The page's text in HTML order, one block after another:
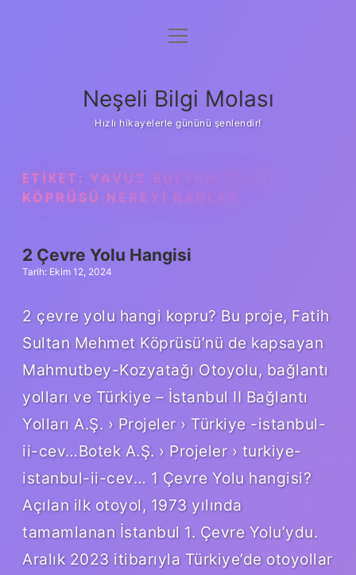
Anasayfa
Yasal Uyarı
menüyü
Neşeli Bilgi Molası
Hızlı hikayelerle gününü şenlendir!
ETIKET: YAVUZ SULTAN SELIM
KÖPRÜSÜ NEREYI BAĞLAR
2 Çevre Yolu Hangisi
Tarih: Ekim 12, 2024
2 çevre yolu hangi kopru? Bu proje, Fatih
Sultan Mehmet Köprüsü’nü de kapsayan
Mahmutbey-Kozyatağı Otoyolu, bağlantı
yolları ve Türkiye – İstanbul II Bağlantı
Yolları A.Ş. › Projeler › Türkiye -istanbul-
ii-cev…Botek A.Ş. › Projeler › turkiye-
istanbul-ii-cev… 1 Çevre Yolu hangisi?
Açılan ilk otoyol, 1973 yılında
tamamlanan İstanbul 1. Çevre Yolu’ydu.
Aralık 2023 itibarıyla Türkiye’de otoyollar